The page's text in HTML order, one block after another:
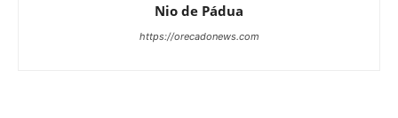
Nio de Pádua
https://orecadonews.com